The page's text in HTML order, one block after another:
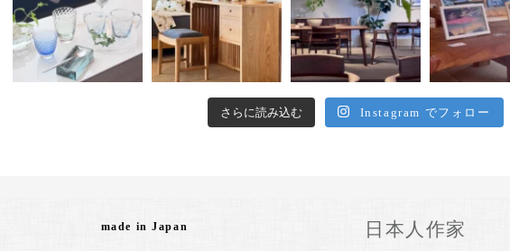
さらに読み込む Instagram でフォロー
made in Japan 日本人作家